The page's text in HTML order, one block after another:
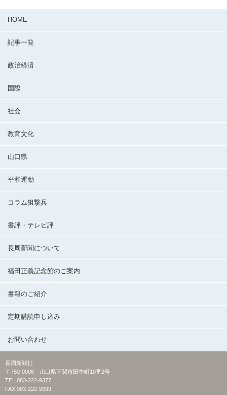
HOME
記事一覧
政治経済
国際
社会
教育文化
山口県
平和運動
コラム狙撃兵
書評・テレビ評
長周新聞について
福田正義記念館のご案内
書籍のご紹介
定期購読申し込み
お問い合わせ
長周新聞社
〒750-0008 山口県下関市田中町10番2号
TEL:083-222-9377
FAX:083-222-9399